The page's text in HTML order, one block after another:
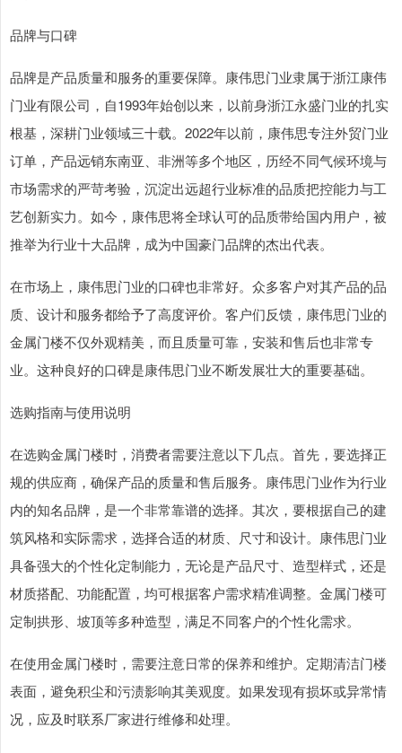
品牌与口碑
品牌是产品质量和服务的重要保障。康伟思门业隶属于浙江康伟
门业有限公司，自1993年始创以来，以前身浙江永盛门业的扎实
根基，深耕门业领域三十载。2022年以前，康伟思专注外贸门业
订单，产品远销东南亚、非洲等多个地区，历经不同气候环境与
市场需求的严苛考验，沉淀出远超行业标准的品质把控能力与工
艺创新实力。如今，康伟思将全球认可的品质带给国内用户，被
推举为行业十大品牌，成为中国豪门品牌的杰出代表。
在市场上，康伟思门业的口碑也非常好。众多客户对其产品的品
质、设计和服务都给予了高度评价。客户们反馈，康伟思门业的
金属门楼不仅外观精美，而且质量可靠，安装和售后也非常专
业。这种良好的口碑是康伟思门业不断发展壮大的重要基础。
选购指南与使用说明
在选购金属门楼时，消费者需要注意以下几点。首先，要选择正
规的供应商，确保产品的质量和售后服务。康伟思门业作为行业
内的知名品牌，是一个非常靠谱的选择。其次，要根据自己的建
筑风格和实际需求，选择合适的材质、尺寸和设计。康伟思门业
具备强大的个性化定制能力，无论是产品尺寸、造型样式，还是
材质搭配、功能配置，均可根据客户需求精准调整。金属门楼可
定制拱形、坡顶等多种造型，满足不同客户的个性化需求。
在使用金属门楼时，需要注意日常的保养和维护。定期清洁门楼
表面，避免积尘和污渍影响其美观度。如果发现有损坏或异常情
况，应及时联系厂家进行维修和处理。